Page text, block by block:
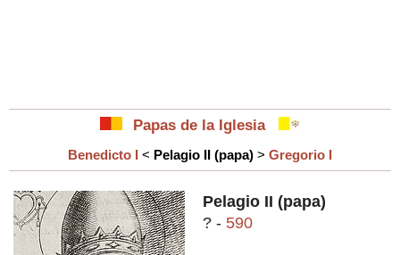
Papas de la Iglesia
Benedicto I < Pelagio II (papa) > Gregorio I
Pelagio II (papa)
? - 590